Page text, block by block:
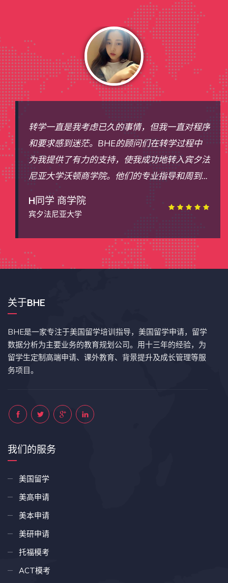
直对程序
过程中
入宾夕法
和周到安
BHE的辅导团队在我高中二年级时就开始
规划未来的大学选择。他们的关注细致和
的建议让我在提前申请到哈佛大学的社会
业时感到非常惊喜。BHE帮助我理清目标
Z同学 社会科学专业
哈佛大学
关于BHE
BHE是一家专注于美国留学培训指导，美国留学申请，留学
数据分析为主要业务的教育规划公司。用十三年的经验，为
留学生定制高端申请、课外教育、背景提升及成长管理等服
务项目。
我们的服务
美国留学
美高申请
美本申请
美研申请
托福模考
ACT模考